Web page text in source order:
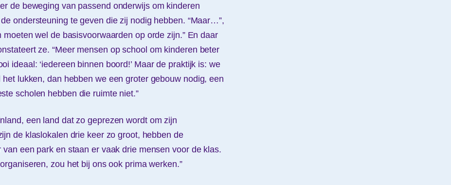
de beweging van passend onderwijs om kinderen
ondersteuning te geven die zij nodig hebben. “Maar…”,
moeten wel de basisvoorwaarden op orde zijn.” En daar
ze. “Meer mensen op school om kinderen beter
ideaal: ‘iedereen binnen boord!’ Maar de praktijk is: we
lukken, dan hebben we een groter gebouw nodig, een
scholen hebben die ruimte niet.”
een land dat zo geprezen wordt om zijn
de klaslokalen drie keer zo groot, hebben de
een park en staan er vaak drie mensen voor de klas.
zou het bij ons ook prima werken.”